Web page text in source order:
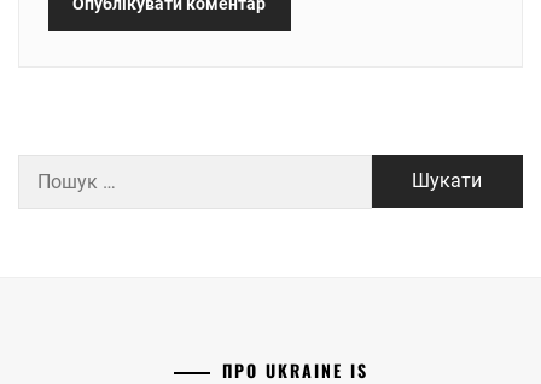
ПРО UKRAINE IS